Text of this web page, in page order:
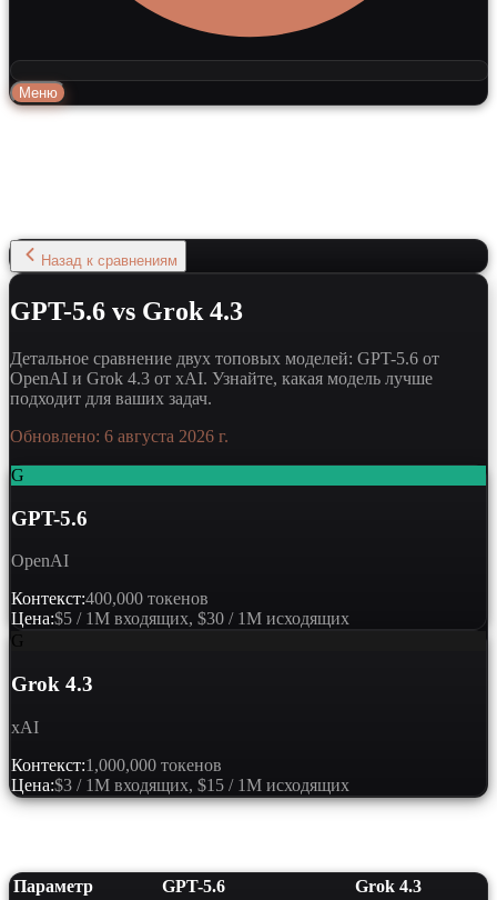
Меню
Назад к сравнениям
GPT-5.6 vs Grok 4.3
Детальное сравнение двух топовых моделей: GPT-5.6 от
OpenAI и Grok 4.3 от xAI. Узнайте, какая модель лучше
подходит для ваших задач.
Обновлено: 6 августа 2026 г.
G
GPT-5.6
OpenAI
Контекст:400,000 токенов
Цена:$5 / 1M входящих, $30 / 1M исходящих
G
Grok 4.3
xAI
Контекст:1,000,000 токенов
Цена:$3 / 1M входящих, $15 / 1M исходящих
Параметр GPT-5.6
Grok 4.3